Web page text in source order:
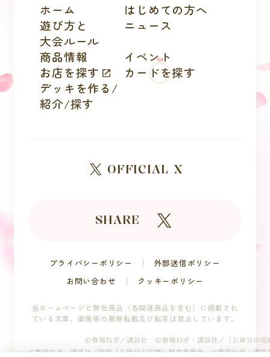
ホーム
はじめての方へ
遊び方と
大会ルール
ニュース
商品情報
イベント
お店を探す
カードを探す
デッキを作る/
紹介/探す
OFFICIAL X
SHARE
プライバシーポリシー
外部送信ポリシー
お問い合わせ
クッキーポリシー
当ホームページと弊社商品（各関連商品を含む）に掲載され
ている文章、 画像等の無断転載及び転写は禁止しています。